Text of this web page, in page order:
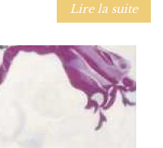
Lire la suite